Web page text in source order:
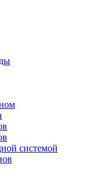
системой